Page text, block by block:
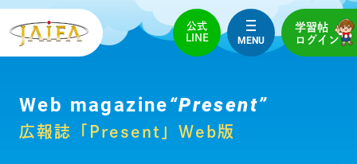
公式
LINE
MENU
学習帖
ログイン
Web magazine“Present”
広報誌「Present」Web版